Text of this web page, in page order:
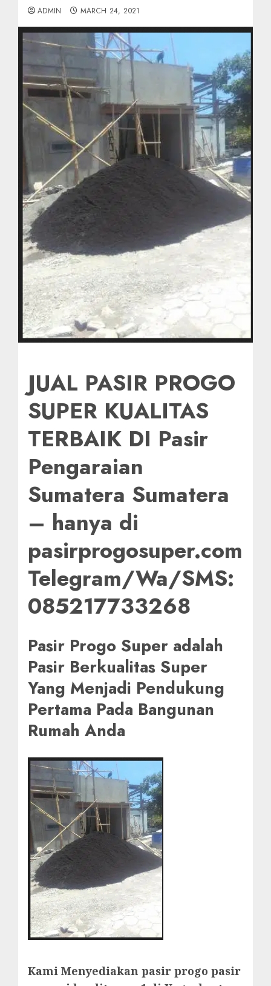
ADMIN MARCH 24, 2021
JUAL PASIR PROGO
SUPER KUALITAS
TERBAIK DI Pasir
Pengaraian
Sumatera Sumatera
– hanya di
pasirprogosuper.com
Telegram/Wa/SMS:
085217733268
Pasir Progo Super adalah
Pasir Berkualitas Super
Yang Menjadi Pendukung
Pertama Pada Bangunan
Rumah Anda
Kami Menyediakan pasir progo pasir